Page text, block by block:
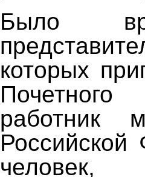
Было
которых
работник
человек,